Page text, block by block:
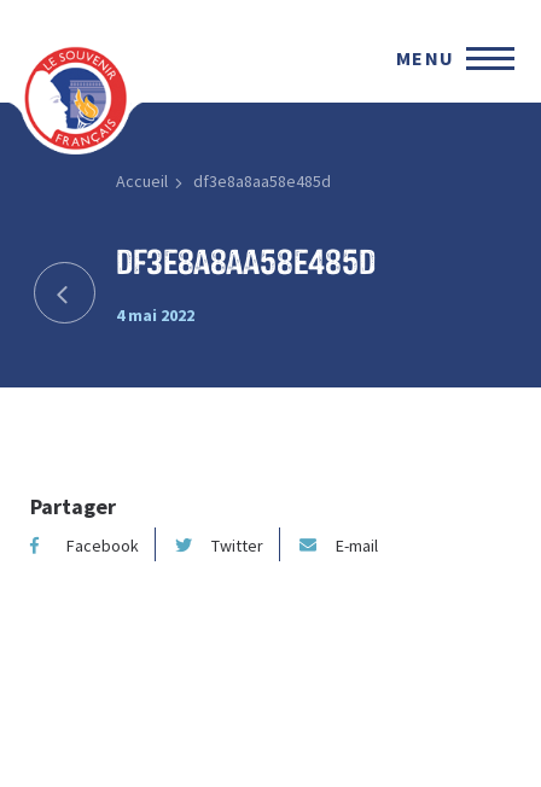
MENU
Accueil df3e8a8aa58e485d
df3e8a8aa58e485d
4 mai 2022
Partager
Facebook Twitter E-mail